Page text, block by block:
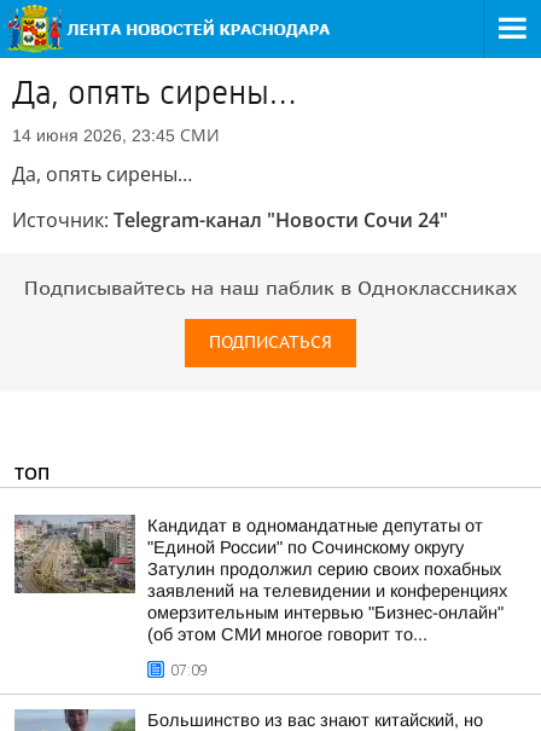
Да, опять сирены…
14 июня 2026, 23:45 СМИ
Да, опять сирены…
Источник: Telegram-канал "Новости Сочи 24"
Подписывайтесь на наш паблик в Одноклассниках
ПОДПИСАТЬСЯ
ТОП
Кандидат в одномандатные депутаты от
"Единой России" по Сочинскому округу
Затулин продолжил серию своих похабных
заявлений на телевидении и конференциях
омерзительным интервью "Бизнес-онлайн"
(об этом СМИ многое говорит то...
07:09
Большинство из вас знают китайский, но